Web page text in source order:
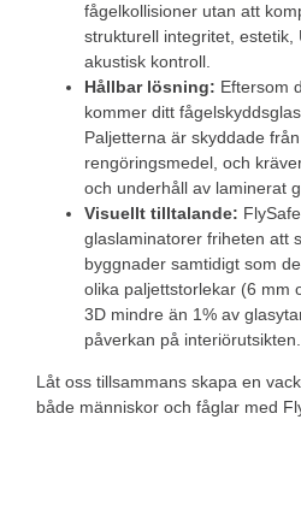
fågelkollisioner utan att
strukturell integritet, estetik,
akustisk kontroll.
Hållbar lösning: Eftersom
kommer ditt
Paljetterna är skyddade
rengöringsmedel, och
och underhåll av laminerat
Visuellt tilltalande:
glaslaminatorer friheten att
byggnader samtidigt som
olika paljettstorlekar (6 mm
3D mindre än 1% av
påverkan på interiörutsikten.
Låt oss tillsammans skapa en
både människor och fåglar med